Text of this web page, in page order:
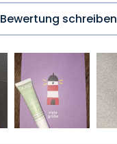
Bewertung schreiben